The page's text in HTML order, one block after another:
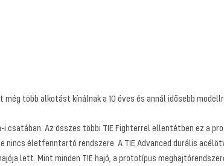
több alkotást kínálnak a 10 éves és annál idősebb
csatában. Az összes többi TIE Fighterrel ellentétben ez a
nincs életfenntartó rendszere. A TIE Advanced durális
lett. Mint minden TIE hajó, a prototípus